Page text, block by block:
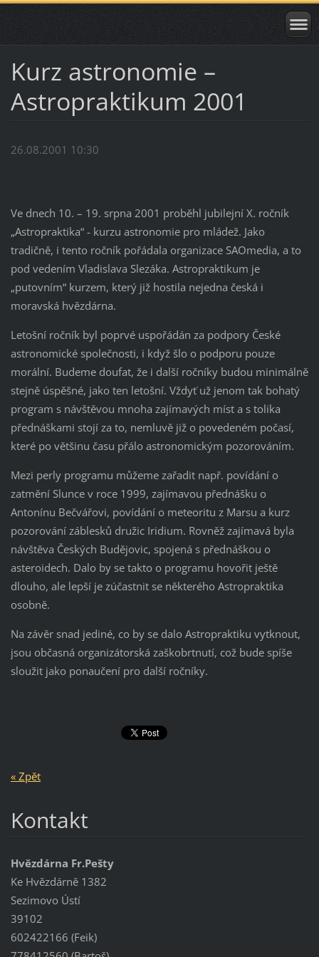
Kurz astronomie –
Astropraktikum 2001
26.08.2001 10:30
Ve dnech 10. – 19. srpna 2001 proběhl jubilejní X. ročník
„Astropraktika“ - kurzu astronomie pro mládež. Jako
tradičně, i tento ročník pořádala organizace SAOmedia, a to
pod vedením Vladislava Slezáka. Astropraktikum je
„putovním“ kurzem, který již hostila nejedna česká i
moravská hvězdárna.
Letošní ročník byl poprvé uspořádán za podpory České
astronomické společnosti, i když šlo o podporu pouze
morální. Budeme doufat, že i další ročníky budou minimálně
stejně úspěšné, jako ten letošní. Vždyť už jenom tak bohatý
program s návštěvou mnoha zajímavých míst a s tolika
přednáškami stojí za to, nemluvě již o povedeném počasí,
které po většinu času přálo astronomickým pozorováním.
Mezi perly programu můžeme zařadit např. povídání o
zatmění Slunce v roce 1999, zajímavou přednášku o
Antonínu Bečvářovi, povídání o meteoritu z Marsu a kurz
pozorování záblesků družic Iridium. Rovněž zajímavá byla
návštěva Českých Budějovic, spojená s přednáškou o
asteroidech. Dalo by se takto o programu hovořit ještě
dlouho, ale lepší je zúčastnit se některého Astropraktika
osobně.
Na závěr snad jediné, co by se dalo Astropraktiku vytknout,
jsou občasná organizátorská zaškobrtnutí, což bude spíše
sloužit jako ponaučení pro další ročníky.
« Zpět
Kontakt
Hvězdárna Fr.Pešty
Ke Hvězdárně 1382
Sezimovo Ústí
39102
602422166 (Feik)